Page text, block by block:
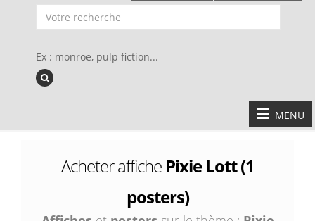
Ex : monroe, pulp fiction...
MENU
Acheter affiche Pixie Lott (1
posters)